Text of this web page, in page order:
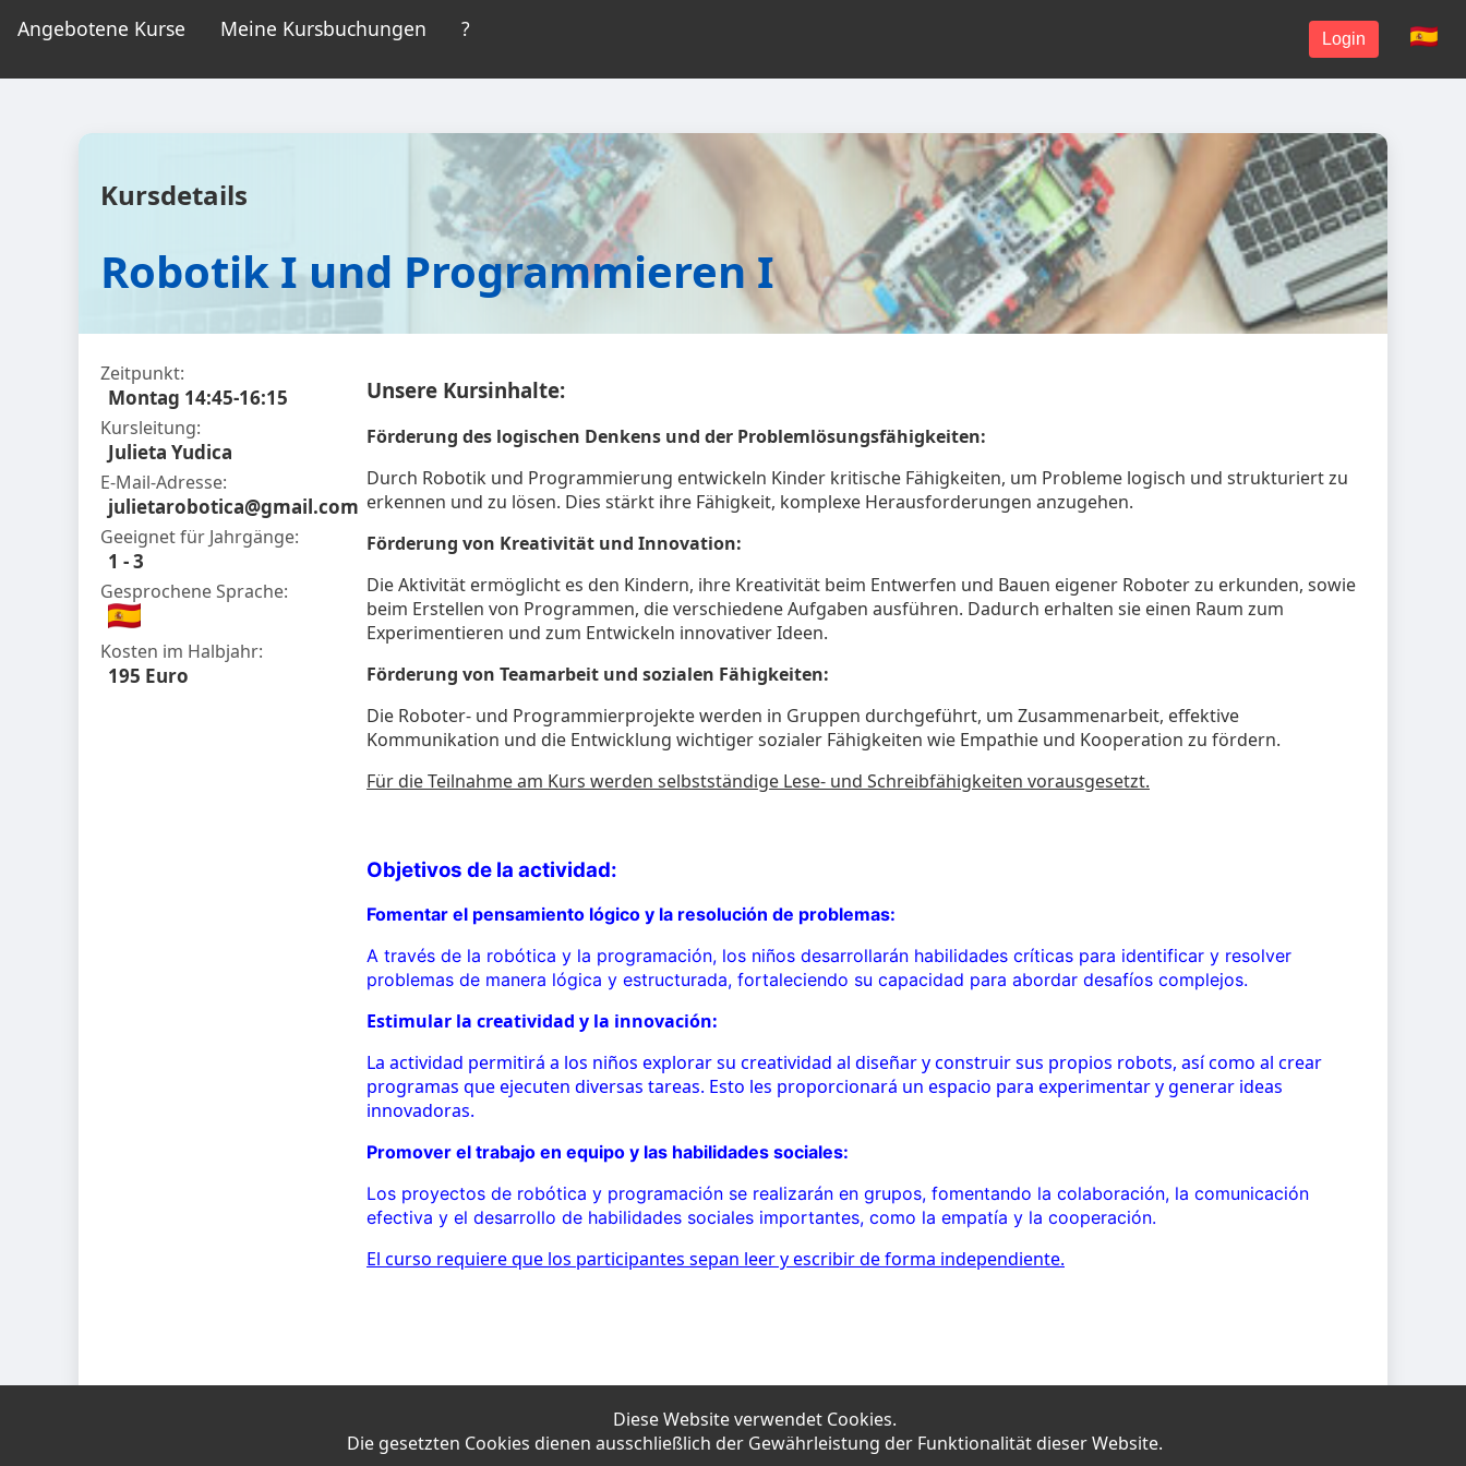
Angebotene Kurse Meine Kursbuchungen ? Login
Kursdetails
Robotik I und Programmieren I
Zeitpunkt:
Montag 14:45-16:15
Kursleitung:
Julieta Yudica
E-Mail-Adresse:
julietarobotica@gmail.com
Geeignet für Jahrgänge:
1 - 3
Gesprochene Sprache:
Kosten im Halbjahr:
195 Euro
Unsere Kursinhalte:
Förderung des logischen Denkens und der Problemlösungsfähigkeiten:
Durch Robotik und Programmierung entwickeln Kinder kritische Fähigkeiten, um Probleme logisch und strukturiert zu
erkennen und zu lösen. Dies stärkt ihre Fähigkeit, komplexe Herausforderungen anzugehen.
Förderung von Kreativität und Innovation:
Die Aktivität ermöglicht es den Kindern, ihre Kreativität beim Entwerfen und Bauen eigener Roboter zu erkunden, sowie
beim Erstellen von Programmen, die verschiedene Aufgaben ausführen. Dadurch erhalten sie einen Raum zum
Experimentieren und zum Entwickeln innovativer Ideen.
Förderung von Teamarbeit und sozialen Fähigkeiten:
Die Roboter- und Programmierprojekte werden in Gruppen durchgeführt, um Zusammenarbeit, effektive
Kommunikation und die Entwicklung wichtiger sozialer Fähigkeiten wie Empathie und Kooperation zu fördern.
Für die Teilnahme am Kurs werden selbstständige Lese- und Schreibfähigkeiten vorausgesetzt.
Objetivos de la actividad:
Fomentar el pensamiento lógico y la resolución de problemas:
A través de la robótica y la programación, los niños desarrollarán habilidades críticas para identificar y resolver
problemas de manera lógica y estructurada, fortaleciendo su capacidad para abordar desafíos complejos.
Estimular la creatividad y la innovación:
La actividad permitirá a los niños explorar su creatividad al diseñar y construir sus propios robots, así como al crear
programas que ejecuten diversas tareas. Esto les proporcionará un espacio para experimentar y generar ideas
innovadoras.
Promover el trabajo en equipo y las habilidades sociales:
Los proyectos de robótica y programación se realizarán en grupos, fomentando la colaboración, la comunicación
efectiva y el desarrollo de habilidades sociales importantes, como la empatía y la cooperación.
El curso requiere que los participantes sepan leer y escribir de forma independiente.
Diese Website verwendet Cookies.
Die gesetzten Cookies dienen ausschließlich der Gewährleistung der Funktionalität dieser Website.